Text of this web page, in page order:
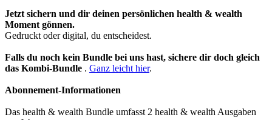
Jetzt sichern und dir deinen persönlichen health & wealth
Moment gönnen.
Gedruckt oder digital, du entscheidest.
Falls du noch kein Bundle bei uns hast, sichere dir doch gleich
das Kombi-Bundle . Ganz leicht hier.
Abonnement-Informationen
Das health & wealth Bundle umfasst 2 health & wealth Ausgaben